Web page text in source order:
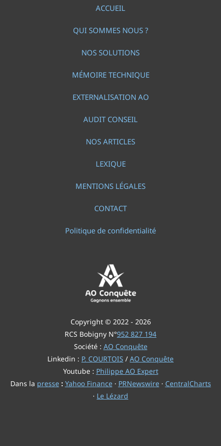
ACCUEIL
QUI SOMMES NOUS ?
NOS SOLUTIONS
MÉMOIRE TECHNIQUE
EXTERNALISATION AO
AUDIT CONSEIL
NOS ARTICLES
LEXIQUE
MENTIONS LÉGALES
CONTACT
Politique de confidentialité
Copyright © 2022 - 2026
RCS Bobigny N°952 827 194
Société : AO Conquête
Linkedin : P. COURTOIS / AO Conquête
Youtube : Philippe AO Expert
Dans la presse: Yahoo Finance· PRNewswire· CentralCharts
· Le Lézard